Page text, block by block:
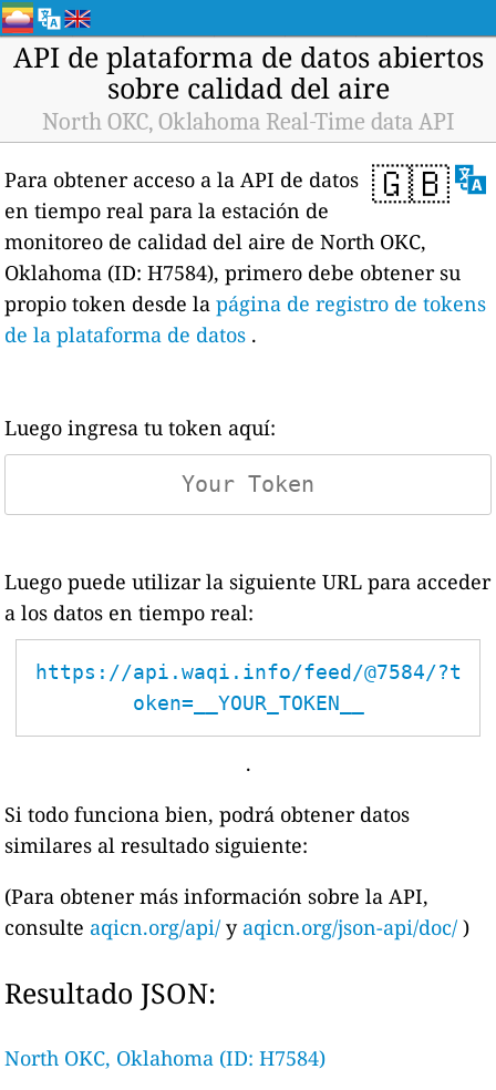
API de plataforma de datos abiertos
sobre calidad del aire
North OKC, Oklahoma Real-Time data API
🇬🇧
Para obtener acceso a la API de datos
en tiempo real para la estación de
monitoreo de calidad del aire de North OKC,
Oklahoma (ID: H7584), primero debe obtener su
propio token desde lapágina de registro de tokens
de la plataforma de datos .
Luego ingresa tu token aquí:
Luego puede utilizar la siguiente URL para acceder
a los datos en tiempo real:
https://api.waqi.info/feed/@7584/?t
oken=__YOUR_TOKEN__
.
Si todo funciona bien, podrá obtener datos
similares al resultado siguiente:
(Para obtener más información sobre la API,
consulte aqicn.org/api/ y aqicn.org/json-api/doc/ )
Resultado JSON:
North OKC, Oklahoma (ID: H7584)